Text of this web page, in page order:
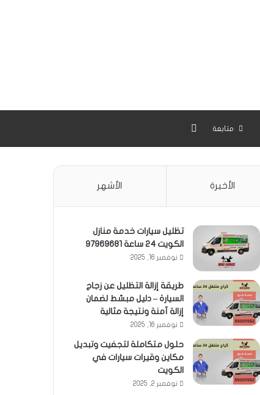
متابعة
الأخيرة الأشهر
تظليل سيارات خدمة منازل
الكويت 24 ساعة 97969681
نوفمبر 16, 2025
طريقة إزالة التظليل عن زجاج
السيارة – دليل مبسّط لضمان
إزالة آمنة ونتيجة مثالية
نوفمبر 16, 2025
حلول متكاملة لتجفيت وتبديل
مكاين وقيرات سيارات في
الكويت
نوفمبر 2, 2025